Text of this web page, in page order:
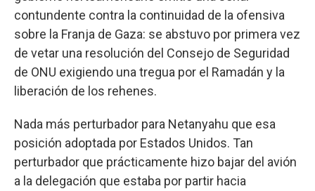
contundente contra la continuidad de la ofensiva
sobre la Franja de Gaza: se abstuvo por primera vez
de vetar una resolución del Consejo de Seguridad
de ONU exigiendo una tregua por el Ramadán y la
liberación de los rehenes.
Nada más perturbador para Netanyahu que esa
posición adoptada por Estados Unidos. Tan
perturbador que prácticamente hizo bajar del avión
a la delegación que estaba por partir hacia